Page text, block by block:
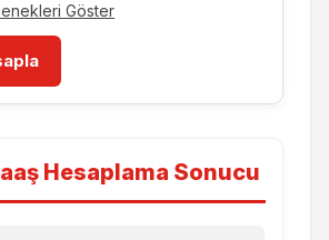
Göster
Hesaplama Sonucu